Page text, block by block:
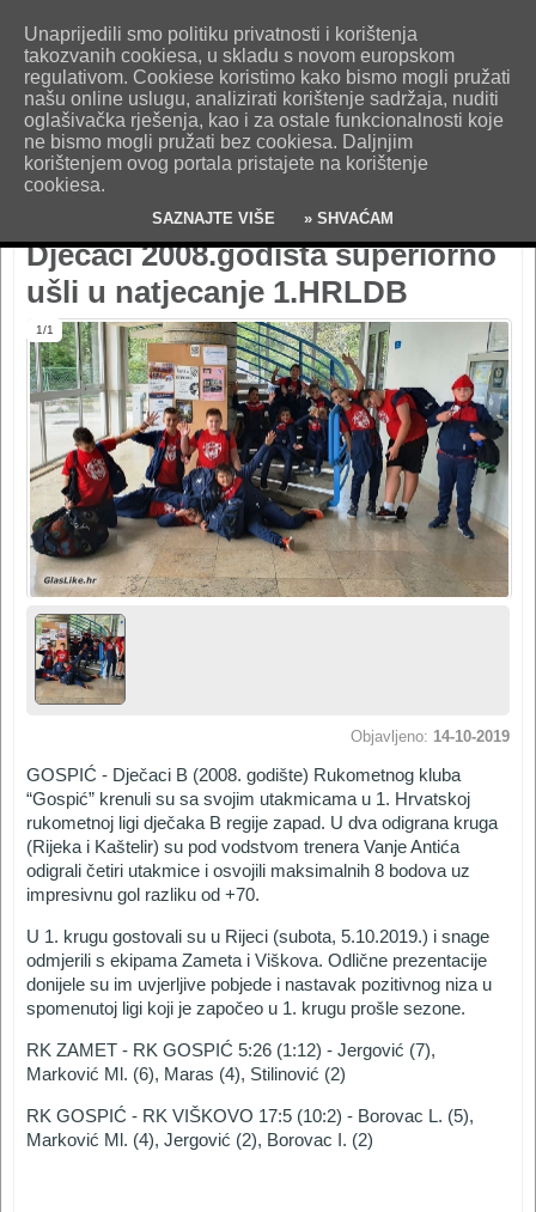
O nama Kontakt Oglašavanje Impresum
Uvjeti korištenja
Pošaljite nam vijest!
Dječaci 2008.godišta superiorno
ušli u natjecanje 1.HRLDB
1/1
Objavljeno: 14-10-2019
GOSPIĆ - Dječaci B (2008. godište) Rukometnog kluba
“Gospić” krenuli su sa svojim utakmicama u 1. Hrvatskoj
rukometnoj ligi dječaka B regije zapad. U dva odigrana kruga
(Rijeka i Kaštelir) su pod vodstvom trenera Vanje Antića
odigrali četiri utakmice i osvojili maksimalnih 8 bodova uz
impresivnu gol razliku od +70.
U 1. krugu gostovali su u Rijeci (subota, 5.10.2019.) i snage
odmjerili s ekipama Zameta i Viškova. Odlične prezentacije
donijele su im uvjerljive pobjede i nastavak pozitivnog niza u
spomenutoj ligi koji je započeo u 1. krugu prošle sezone.
RK ZAMET - RK GOSPIĆ 5:26 (1:12) - Jergović (7),
Marković Ml. (6), Maras (4), Stilinović (2)
RK GOSPIĆ - RK VIŠKOVO 17:5 (10:2) - Borovac L. (5),
Marković Ml. (4), Jergović (2), Borovac I. (2)
Unaprijedili smo politiku privatnosti i korištenja
takozvanih cookiesa, u skladu s novom europskom
regulativom. Cookiese koristimo kako bismo mogli pružati
našu online uslugu, analizirati korištenje sadržaja, nuditi
oglašivačka rješenja, kao i za ostale funkcionalnosti koje
ne bismo mogli pružati bez cookiesa. Daljnjim
korištenjem ovog portala pristajete na korištenje
cookiesa.
SAZNAJTE VIŠE » SHVAĆAM